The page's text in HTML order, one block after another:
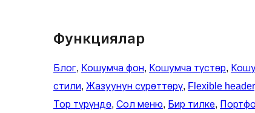
Функциялар
Блог, Кошумча фон, Кошумча түстөр,
стили, Жазуунун сүрөттөрү, Flexible header
Тор түрүндө, Сол меню, Бир тилке,